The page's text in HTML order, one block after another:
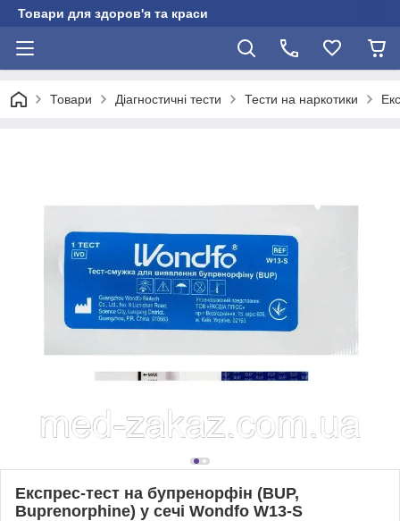
Товари для здоров'я та краси
Товари Діагностичні тести Тести на наркотики
Експрес-тест на бупренорфін (BUP,
Buprenorphine) у сечі Wondfo W13-S